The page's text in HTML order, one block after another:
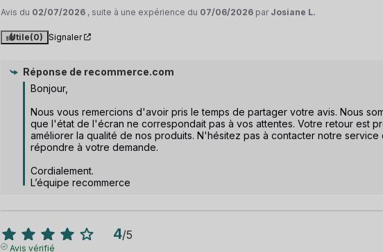
Avis du 02/07/2026 , suite à une expérience du 07/06/2026 par Josiane L.
Utile(0) Signaler
Réponse de recommerce.com
Bonjour,
Nous vous remercions d'avoir pris le temps de partager votre avis. Nous
que l'état de l'écran ne correspondait pas à vos attentes. Votre retour est
améliorer la qualité de nos produits. N'hésitez pas à contacter notre service
répondre à votre demande.
Cordialement.
L’équipe recommerce
4/5
Avis vérifié